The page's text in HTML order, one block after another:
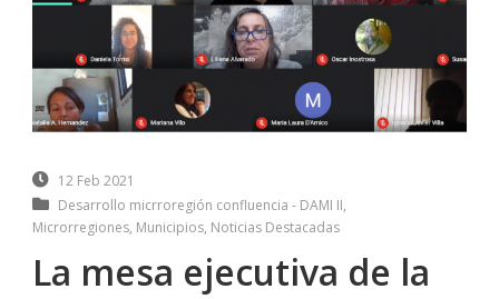
12 Feb 2021
Desarrollo micrroregión confluencia - DAMI II,
Microrregiones, Municipios, Noticias Destacadas
La mesa ejecutiva de la